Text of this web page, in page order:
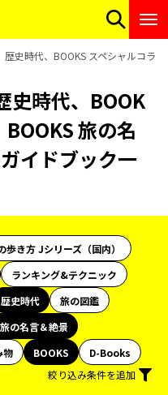
史時代、BOOKS スペシャルコラ
時代、BOOK
旅の名
イドブック一
歩き方 Jシリーズ（国内）
ランキング&テクニック
歴史時代
旅の図鑑
の名言＆絶景
物 BOOKS
D-Books
絞り込み条件を追加